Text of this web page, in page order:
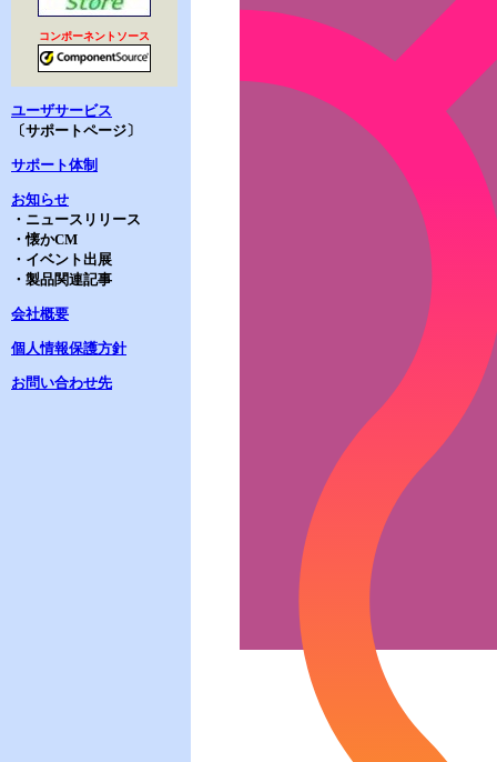
コンポーネントソース
ユーザサービス
〔サポートページ〕
サポート体制
お知らせ
・ニュースリリース
・懐かCM
・イベント出展
・製品関連記事
会社概要
個人情報保護方針
お問い合わせ先